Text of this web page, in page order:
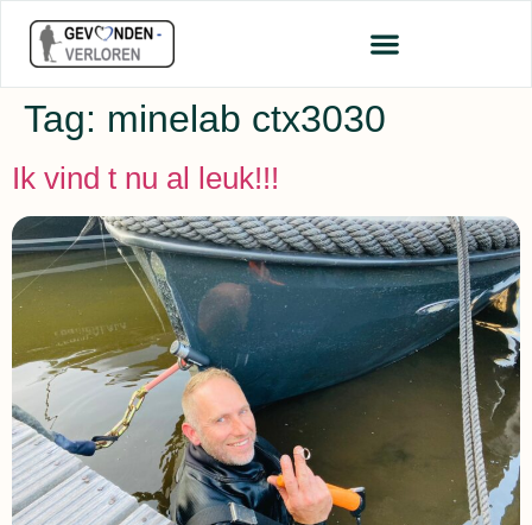
Tag: minelab ctx3030
Ik vind t nu al leuk!!!